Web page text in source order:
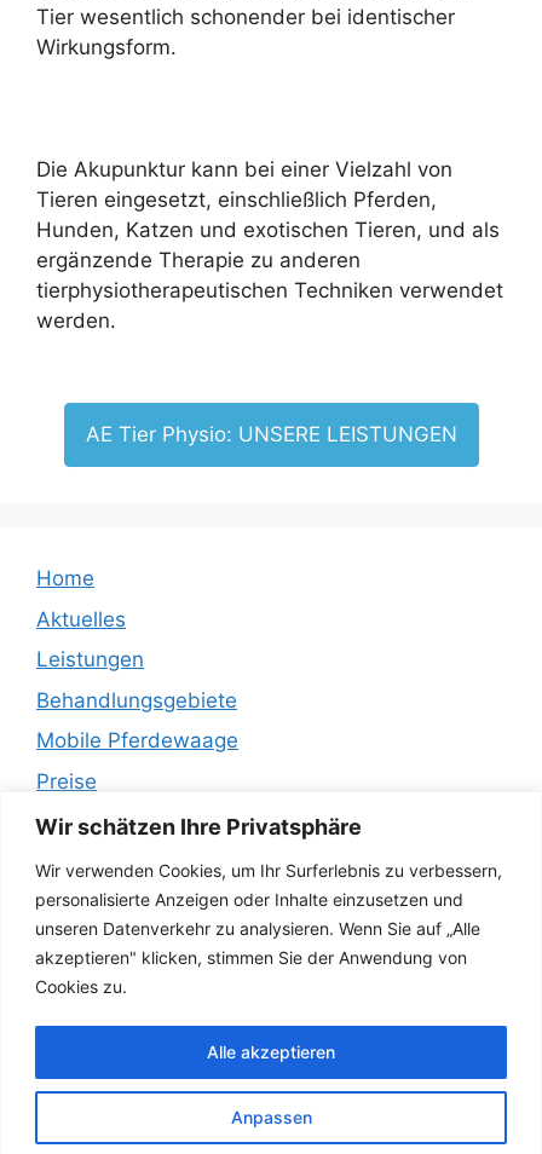
Wir schätzen Ihre Privatsphäre
Wir verwenden Cookies, um Ihr Surferlebnis zu verbessern,
personalisierte Anzeigen oder Inhalte einzusetzen und
unseren Datenverkehr zu analysieren. Wenn Sie auf „Alle
akzeptieren" klicken, stimmen Sie der Anwendung von
Cookies zu.
Anpassen
Alle akzeptieren
Tier wesentlich schonender bei identischer
Wirkungsform.
Die Akupunktur kann bei einer Vielzahl von
Tieren eingesetzt, einschließlich Pferden,
Hunden, Katzen und exotischen Tieren, und als
ergänzende Therapie zu anderen
tierphysiotherapeutischen Techniken verwendet
werden.
AE Tier Physio: UNSERE LEISTUNGEN
Home
Aktuelles
Leistungen
Behandlungsgebiete
Mobile Pferdewaage
Preise
Empfehlungen
Impressum
Datenschutz
Page History
Kontakt